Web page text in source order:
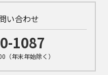
い合わせ
1087
（年末年始除く）